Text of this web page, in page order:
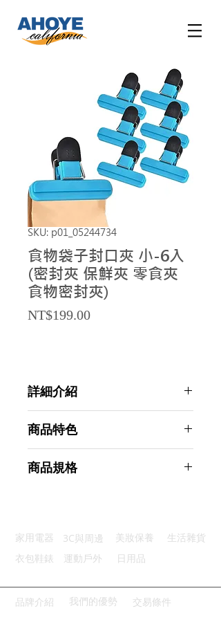
SKU: p01_05244734
食物袋子封口夾 小-6入
(密封夾 保鮮夾 零食夾
食物密封夾)
NT$199.00Price
詳細介紹
商品特色
小口設計：7公分寬適用小袋
商品規格
主要材質：橡膠
商品尺寸：8*7*3.5cm
產地名稱：中國大陸
代理商：亞桓有限公司
家用電器 3C與周邊 美妝保養
生活雜貨
衣包鞋錶
運動戶外 日用品
品牌介紹 我們的優勢 交易條件